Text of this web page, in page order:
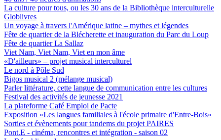
La culture pour tous, ou les 30 ans de la Bibliothèque interculturelle
Globlivres
Un voyage à travers l'Amérique latine – mythes et légendes
Fête de quartier de la Blécherette et inauguration du Parc du Loup
Fête de quartier La Sallaz
Viet Nam, Viet Nam, Viet en mon âme
«D'ailleurs» – projet musical interculturel
Le nord à Pôle Sud
Bigos musical 2 (mélange musical)
Parler littérature, cette langue de communication entre les cultures
Festival des activités de jeunesse 2021
La plateforme Café Emploi de Pacte
Exposition «Les langues familiales à l'école primaire d'Entre-Bois»
Sorties et évènements pour tandems du projet PAIRES
Pont.E - cinéma, rencontres et intégration - saison 02